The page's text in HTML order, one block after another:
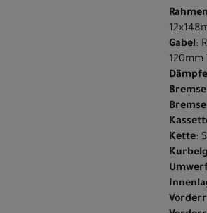
Rahmen
Gabel:
120mm
Kette: